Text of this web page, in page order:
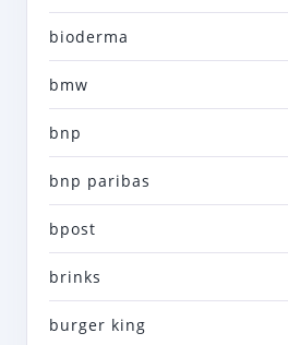
bioderma
bmw
bnp
bnp paribas
bpost
brinks
burger king